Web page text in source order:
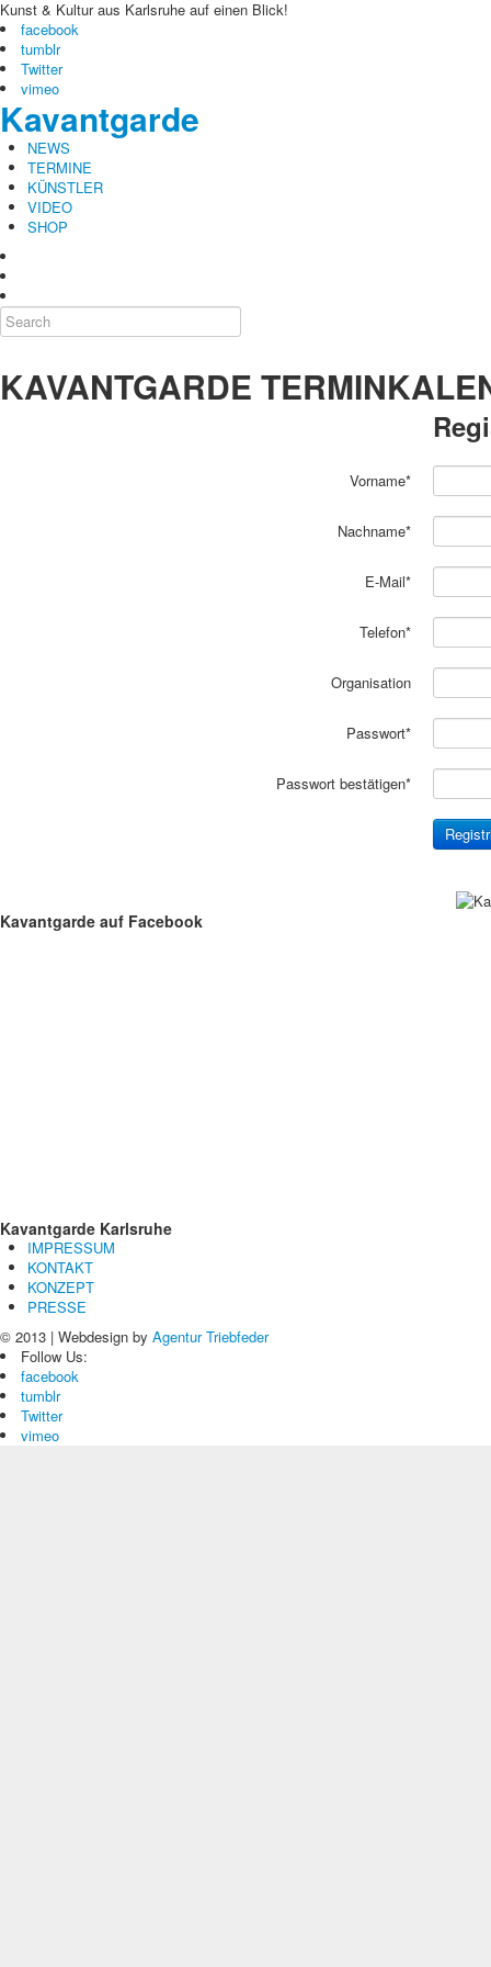
Kunst & Kultur aus Karlsruhe auf einen Blick!
facebook
tumblr
Twitter
vimeo
Kavantgarde
NEWS
TERMINE
KÜNSTLER
VIDEO
SHOP
KAVANTGARDE
Vorname*
Nachname*
E-Mail*
Telefon*
Organisation
Passwort*
Passwort bestätigen*
Kavantgarde auf Facebook
Kavantgarde Karlsruhe
IMPRESSUM
KONTAKT
KONZEPT
PRESSE
© 2013 | Webdesign by Agentur Triebfeder
Follow Us:
facebook
tumblr
Twitter
vimeo